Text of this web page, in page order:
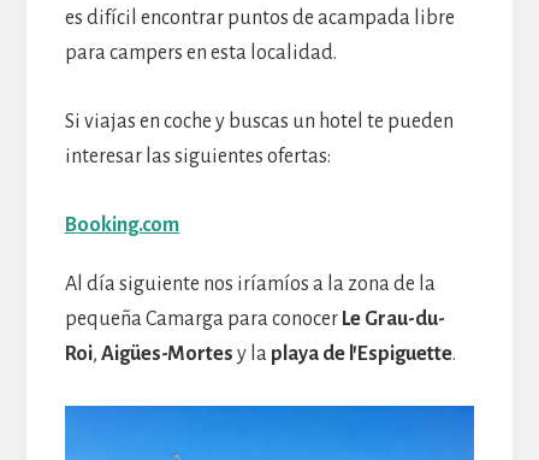
es difícil encontrar puntos de acampada libre
para campers en esta localidad.
Si viajas en coche y buscas un hotel te pueden
interesar las siguientes ofertas:
Booking.com
Al día siguiente nos iríamíos a la zona de la
pequeña Camarga para conocer Le Grau-du-
Roi, Aigües-Mortes y la playa de l’Espiguette.